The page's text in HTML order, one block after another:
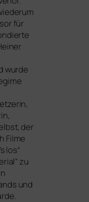
für
wur­de
der
Filme
los“
zu
und